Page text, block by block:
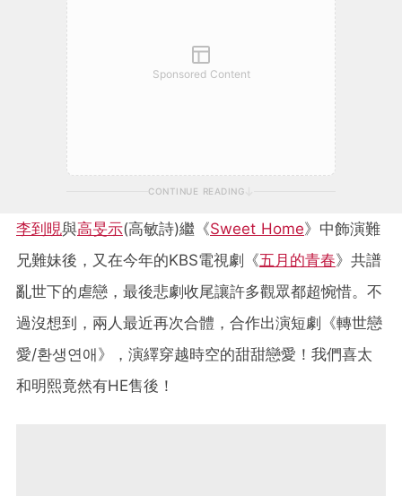
Sponsored Content
CONTINUE READING
李到晛與高旻示(高敏詩)繼《Sweet Home》中飾演難
兄難妹後，又在今年的KBS電視劇《五月的青春》共譜
亂世下的虐戀，最後悲劇收尾讓許多觀眾都超惋惜。不
過沒想到，兩人最近再次合體，合作出演短劇《轉世戀
愛/환생연애》，演繹穿越時空的甜甜戀愛！我們喜太
和明熙竟然有HE售後！